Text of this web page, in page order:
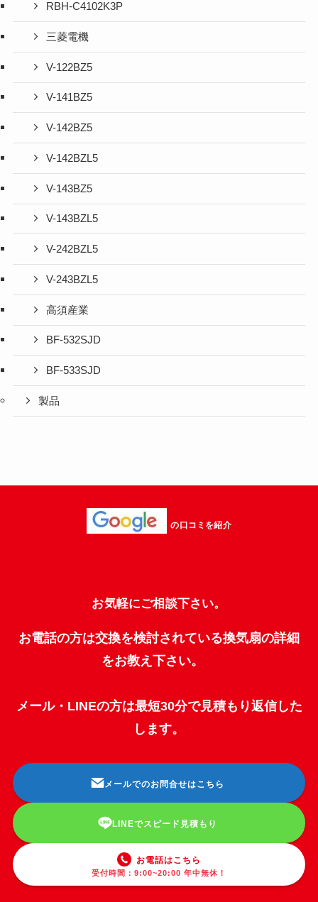
RBH-C4102K3P
三菱電機
V-122BZ5
V-141BZ5
V-142BZ5
V-142BZL5
V-143BZ5
V-143BZL5
V-242BZL5
V-243BZL5
高須産業
BF-532SJD
BF-533SJD
製品
の口コミを紹介
お気軽にご相談下さい。
お電話の方は交換を検討されている換気扇の詳細
をお教え下さい。
メール・LINEの方は最短30分で見積もり返信した
します。
メールでのお問合せはこちら
LINEでスピード見積もり
お電話はこちら
受付時間：9:00~20:00 年中無休！